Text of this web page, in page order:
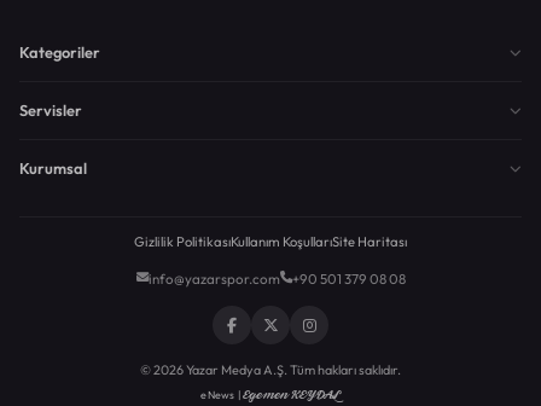
Kategoriler
Servisler
Kurumsal
Gizlilik PolitikasıKullanım KoşullarıSite Haritası
info@yazarspor.com +90 501 379 08 08
© 2026 Yazar Medya A.Ş. Tüm hakları saklıdır.
eNews |Egemen KEYDAL